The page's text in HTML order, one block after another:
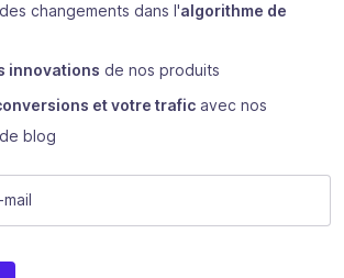
changements dans l'algorithme de
innovations de nos produits
et votre trafic avec nos
blog
qu’à des fins de validation et